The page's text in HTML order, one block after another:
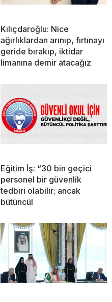
Kılıçdaroğlu: Nice
ağırlıklardan arınıp, fırtınayı
geride bırakıp, iktidar
limanına demir atacağız
Eğitim İş: “30 bin geçici
personel bir güvenlik
tedbiri olabilir; ancak
bütüncül